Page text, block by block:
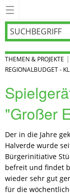
THEMEN & PROJEKTE |
REGIONALBUDGET -
"Großer
Der in die Jahre
Halverde wurde
Bürgerinitiative
befreit und findet
wieder sehr gut
für die